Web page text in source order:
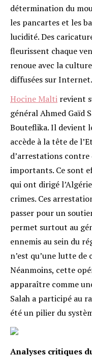
détermination du
les pancartes et les
lucidité. Des
fleurissent chaque
renoue avec la
diffusées sur Internet.
Hocine Malti revient
général Ahmed Gaïd
Bouteflika. Il devient
accède à la tête de
d’arrestations
importants. Ce sont
qui ont dirigé
crimes. Ces
passer pour un
permet surtout au
ennemis au sein du
n’est qu’une lutte de
Néanmoins, cette
apparaître comme
Salah a participé au
été un pilier du
Analyses critiques